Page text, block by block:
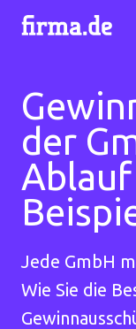
der
Ablauf
Jede GmbH
Wie Sie die